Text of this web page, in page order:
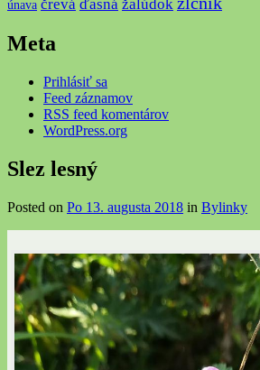
únava črevá ďasná žalúdok
Meta
Prihlásiť sa
Feed záznamov
RSS feed komentárov
WordPress.org
Slez lesný
Posted on Po 13. augusta 2018 in Bylinky